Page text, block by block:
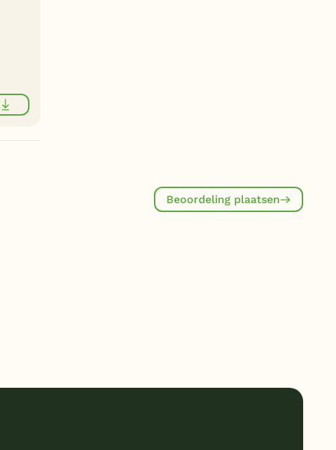
Beoordeling plaatsen